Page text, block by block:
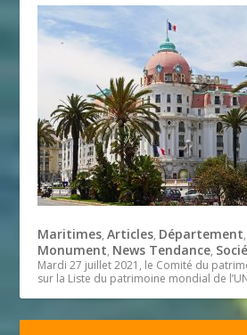
Maritimes,Articles, Département,
Monument, News Tendance,
Mardi 27 juillet 2021, le Comité du
sur la Liste du patrimoine mondial de